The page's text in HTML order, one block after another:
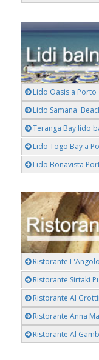
Lido Oasis a Porto
Lido Samana'
Teranga Bay lido
Lido Togo Bay a
Lido Bonavista
Ristorante
Ristorante Sirtaki
Ristorante Al
Ristorante Anna
Ristorante Al